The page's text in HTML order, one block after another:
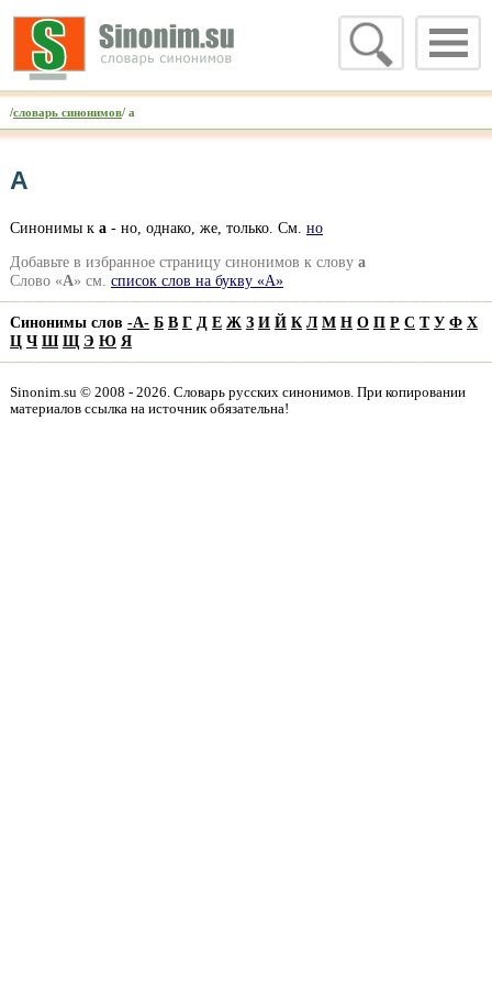
/словарь синонимов/ а
А
Синонимы к а- но, однако, же, только. См. но
Добавьте в избранное страницу синонимов к слову а
Слово «А» см. список слов на букву «А»
Синонимы слов -А- Б В Г Д Е Ж З И Й К Л М Н О П Р С Т У Ф Х
Ц Ч Ш Щ Э Ю Я
Sinonim.su © 2008 - 2026. Словарь русских синонимов. При копировании
материалов ссылка на источник обязательна!